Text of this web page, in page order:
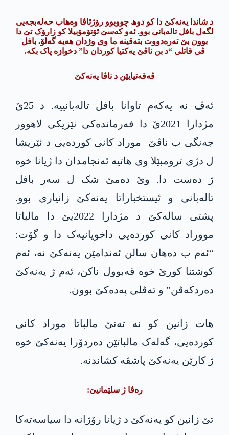
د شاندا یەنەکێ دا کو دوھ چووبوو رۆژئاڤا وەھاب حەلەبجەیی
لگەل بافل تالەبانی بوو. ئەو کەسێ ئۆتۆمۆبیلا کو زارۆک تێ دا
بوون بێ تەرەدووت بتەقینە ما وی وژدان ھەیە گەلۆ. بافل
ڤی قاتلی “د بن ناڤێ یەکتیا کوردان دا” دخوازە پاک بکە.
ڤەقەتیایێن د ناڤا یەنەکێ
ئەڤ نە یەکەم تاوانا بافل تالەبانییە. د 25ێ
مژدارا 2021ێ دا فەرماندەکی نێزیکی لاھوور
جەنگی ب ناڤێ موراد کانی کوردەیی د ئێریشا
ل دژی ترومبێلا وی هاتیە ئەنجامدان دا ژیانا خوە
ژ دەست دا. وێ دەمێ شک ل سەر بافل
تالەبانی و ئیستخباراتا یەنەکێ زانیاری بوو.
پشتی سالەکێ د مژدارا 2022یێ دا مالباتا
مووراد کانی کوردەیی داخویانیەک دا و گۆت:
“ئەم ب دەھان سالن ئەندامێن یەنەکێ نە، ئەم
کوشتنا کورێ خوە قەبوول ناکن، ئەم ژ یەنەکێ
دەردکەڤن” و تەڤلی پەدەکێ بوون.
ھات زانین کو نە تەنێ مالباتا موراد کانی
کوردەیی، گەلەک مالباتێن دەردۆرا یەنەکێ خوە
ژ کارێن یەنەکێ پاشڤە کشاندنە.
رەڤا ژ سلێمانیێ:
تێ زانین کو یەنەکێ د ژیانا رۆژانە دا سیاسەتەکا